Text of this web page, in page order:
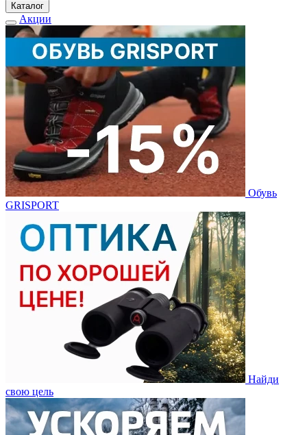
Каталог
Акции
Обувь
GRISPORT
Найди
свою цель